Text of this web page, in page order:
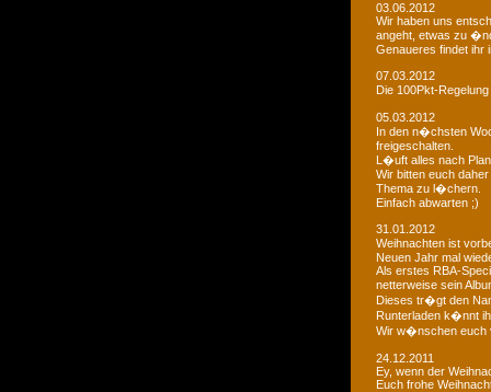
03.06.2012
Wir haben uns
angeht, etwas zu
Genaueres findet ihr
07.03.2012
Die 100Pkt-
05.03.2012
In den n�chsten
freigeschalten.
L�uft alles nach
Wir bitten euch
Thema zu l�chern.
Einfach abwarten ;)
31.01.2012
Weihnachten ist
Neuen Jahr mal
Als erstes RBA-
netterweise sein
Dieses tr�gt den
Runterladen k�nnt
Wir w�nschen
24.12.2011
Ey, wenn der
Euch frohe